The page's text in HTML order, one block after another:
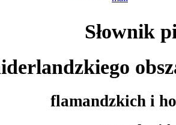
Słownik
flamandzkich i